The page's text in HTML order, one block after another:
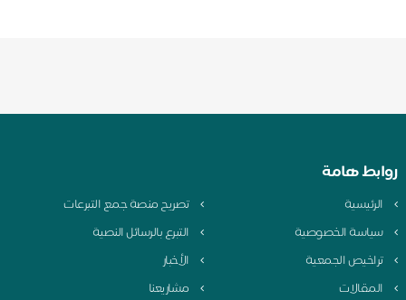
روابط هامة
الرئيسية
تصريح منصة جمع التبرعات
سياسة الخصوصية
التبرع بالرسائل النصية
تراخيص الجمعية
الأخبار
المقالات
مشاريعنا